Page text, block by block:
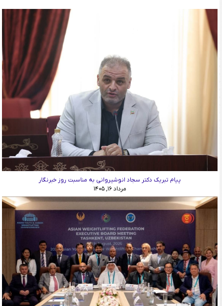
پیام تبریک دکتر سجاد انوشیروانی به مناسبت روز خبرنگار
مرداد ۱۶, ۱۴۰۵